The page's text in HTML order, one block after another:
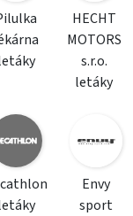
HECHT
MOTORS
s.r.o.
letáky
Envy
sport